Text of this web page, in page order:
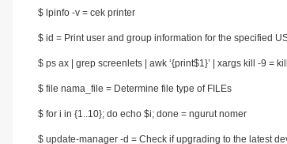
$ lpinfo -v = cek printer
$ id = Print user and group information for the specified
$ ps ax | grep screenlets | awk ‘{print$1}’ | xargs kill -9 =
$ file nama_file = Determine file type of FILEs
$ for i in {1..10}; do echo $i; done = ngurut nomer
$ update-manager -d = Check if upgrading to the latest